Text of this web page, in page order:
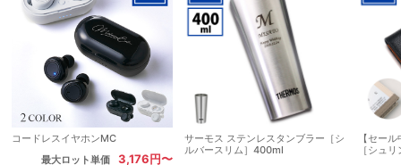
コードレスイヤホンMC
最大ロット単価
3,176円〜
サーモス ステンレスタンブラー［シ
ルバースリム］400ml
【セー
［シュ